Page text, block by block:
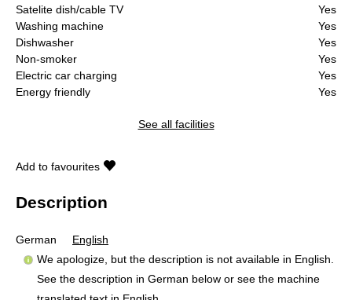
Satelite dish/cable TV
Yes
Washing machine
Yes
Dishwasher
Yes
Non-smoker
Yes
Electric car charging
Yes
Energy friendly
Yes
See all facilities
Add to favourites
Description
German
English
We apologize, but the description is not available in English.
See the description in German below or see the machine